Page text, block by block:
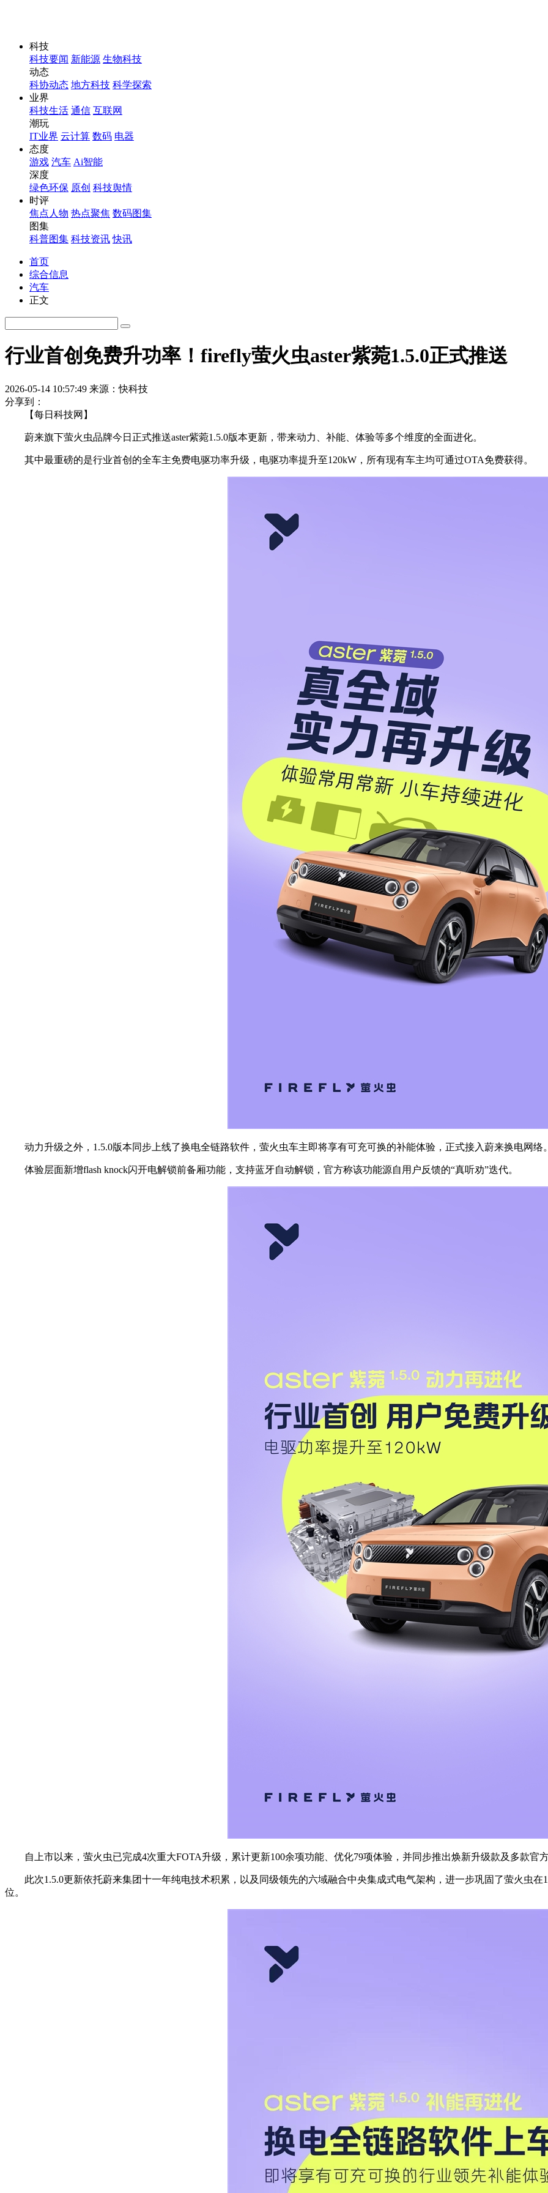
科技
科技要闻 新能源 生物科技
动态
科协动态 地方科技 科学探索
业界
科技生活 通信 互联网
潮玩
IT业界 云计算 数码 电器
态度
游戏 汽车 Ai智能
深度
绿色环保 原创 科技舆情
时评
焦点人物 热点聚焦 数码图集
图集
科普图集 科技资讯 快讯
首页
综合信息
汽车
正文
行业首创免费升功率！firefly萤火虫aster紫菀1.5.0正式推送
2026-05-14 10:57:49 来源：快科技
分享到：
【每日科技网】
蔚来旗下萤火虫品牌今日正式推送aster紫菀1.5.0版本更新，带来动力、补能、体验等多个维度的全面进化。
其中最重磅的是行业首创的全车主免费电驱功率升级，电驱功率提升至120kW，所有现有车主均可通过OTA免费获得。
动力升级之外，1.5.0版本同步上线了换电全链路软件，萤火虫车主即将享有可充可换的补能体验，正式接入蔚来换电网络
体验层面新增flash knock闪开电解锁前备厢功能，支持蓝牙自动解锁，官方称该功能源自用户反馈的“真听劝”迭代。
自上市以来，萤火虫已完成4次重大FOTA升级，累计更新100余项功能、优化79项体验，并同步推出焕新升级款及多款官
此次1.5.0更新依托蔚来集团十一年纯电技术积累，以及同级领先的六域融合中央集成式电气架构，进一步巩固了萤火虫在
位。